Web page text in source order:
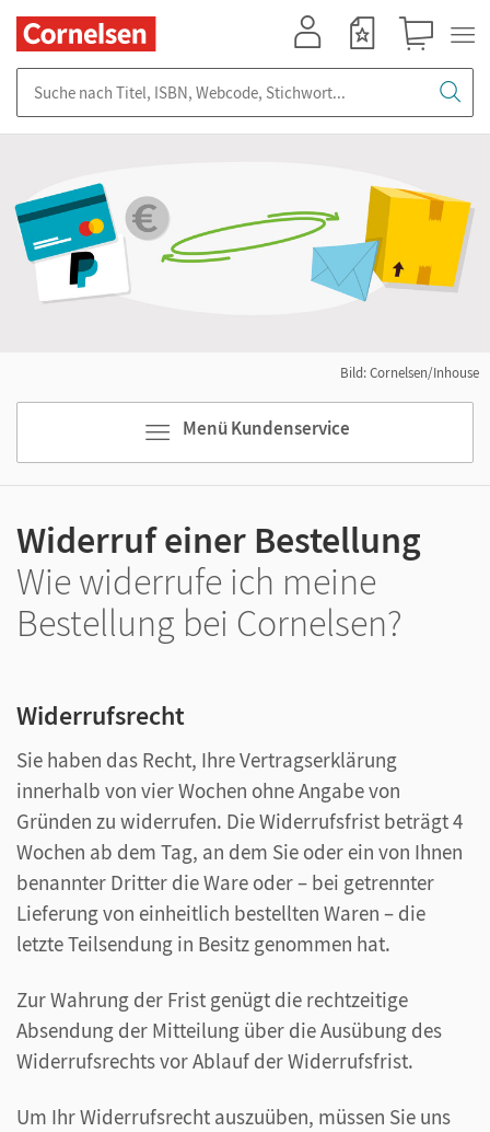
Menü Kundenservice
Bild: Cornelsen/Inhouse
Widerruf einer Bestellung
Wie widerrufe ich meine
Bestellung bei Cornelsen?
Widerrufsrecht
Sie haben das Recht, Ihre Vertragserklärung
innerhalb von vier Wochen ohne Angabe von
Gründen zu widerrufen. Die Widerrufsfrist beträgt 4
Wochen ab dem Tag, an dem Sie oder ein von Ihnen
benannter Dritter die Ware oder – bei getrennter
Lieferung von einheitlich bestellten Waren – die
letzte Teilsendung in Besitz genommen hat.
Zur Wahrung der Frist genügt die rechtzeitige
Absendung der Mitteilung über die Ausübung des
Widerrufsrechts vor Ablauf der Widerrufsfrist.
Um Ihr Widerrufsrecht auszuüben, müssen Sie uns